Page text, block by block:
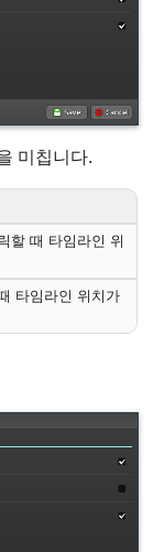
미칩니다.
할 때 타임라인 위
타임라인 위치가